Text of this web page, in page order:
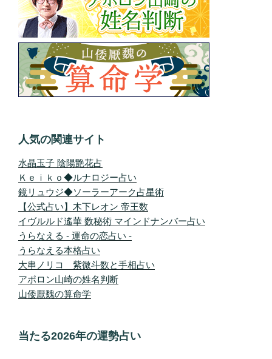
人気の関連サイト
水晶玉子 陰陽艶花占
Ｋｅｉｋｏ◆ルナロジー占い
鏡リュウジ◆ソーラーアーク占星術
【公式占い】木下レオン 帝王数
イヴルルド遙華 数秘術 マインドナンバー占い
うらなえる - 運命の恋占い -
うらなえる本格占い
大串ノリコ 紫微斗数と手相占い
アポロン山崎の姓名判断
山倭厭魏の算命学
当たる2026年の運勢占い